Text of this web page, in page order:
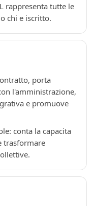
rappresenta tutte le
chi e iscritto.
porta
l'amministrazione,
e promuove
conta la capacita
trasformare